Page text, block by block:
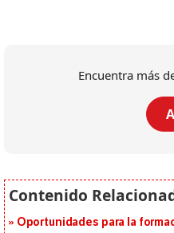
Encuentra más
Oportunidades para la